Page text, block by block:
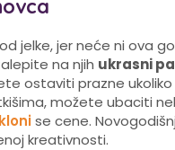
jelke, jer neće ni ova
na njih ukrasni
ostaviti prazne
možete ubaciti
se cene.
kreativnosti.